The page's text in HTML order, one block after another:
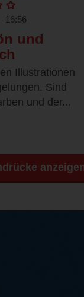
16:56
und
Illustrationen
Sind
und der...